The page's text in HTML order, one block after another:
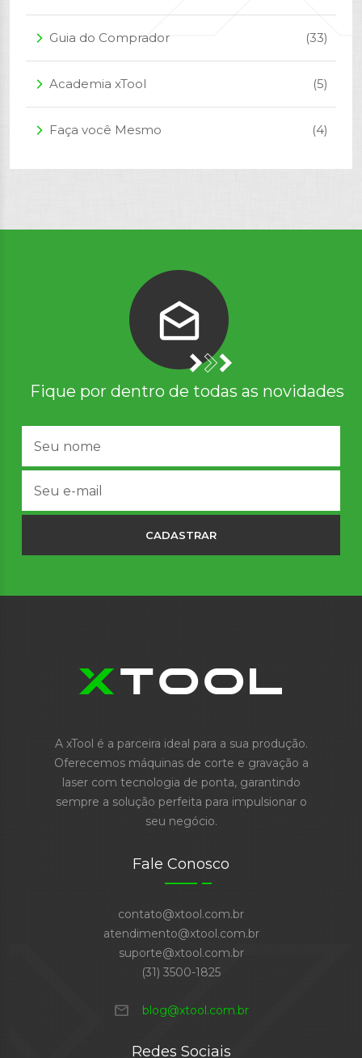
arrow_forward_ios Guia do Comprador (33)
arrow_forward_ios Academia xTool (5)
arrow_forward_ios Faça você Mesmo (4)
Fique por dentro de todas as novidades
CADASTRAR
A xTool é a parceira ideal para a sua produção.
Oferecemos máquinas de corte e gravação a
laser com tecnologia de ponta, garantindo
sempre a solução perfeita para impulsionar o
seu negócio.
Fale Conosco
contato@xtool.com.br
atendimento@xtool.com.br
suporte@xtool.com.br
(31) 3500-1825
mail blog@xtool.com.br
Redes Sociais